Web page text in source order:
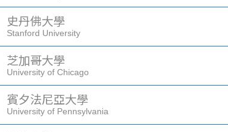
史丹佛大學
Stanford University
芝加哥大學
University of Chicago
賓夕法尼亞大學
University of Pennsylvania